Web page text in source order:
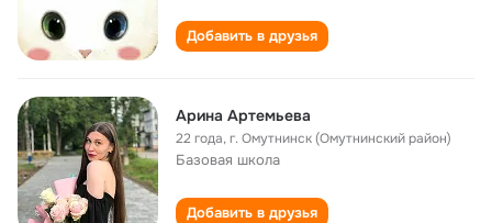
Добавить в друзья
Арина Артемьева
22 года,г. Омутнинск (Омутнинский район)
Базовая школа
Добавить в друзья